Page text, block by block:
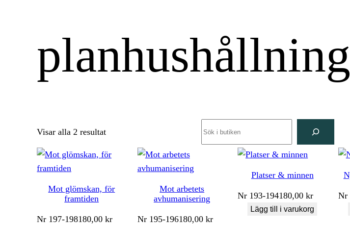
planhushållning
Visar alla 2 resultatSortera
senaste
Mot glömskan, för
framtiden
Nr 197-198180,00kr
Mot arbetets
avhumanisering
Nr 195-196180,00 kr
Platser & minnen
Nr 193-194180,00kr
Lägg till i varukorg
Nr